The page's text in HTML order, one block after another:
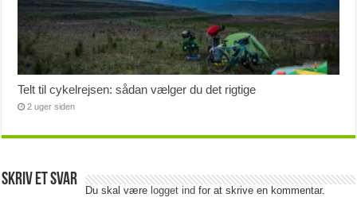
Telt til cykelrejsen: sådan vælger du det rigtige
2 uger siden
Skriv et svar
Du skal værelogget ind for at skrive en kommentar.